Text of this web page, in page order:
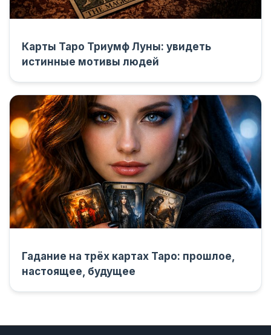
Карты Таро Триумф Луны: увидеть
истинные мотивы людей
Гадание на трёх картах Таро: прошлое,
настоящее, будущее